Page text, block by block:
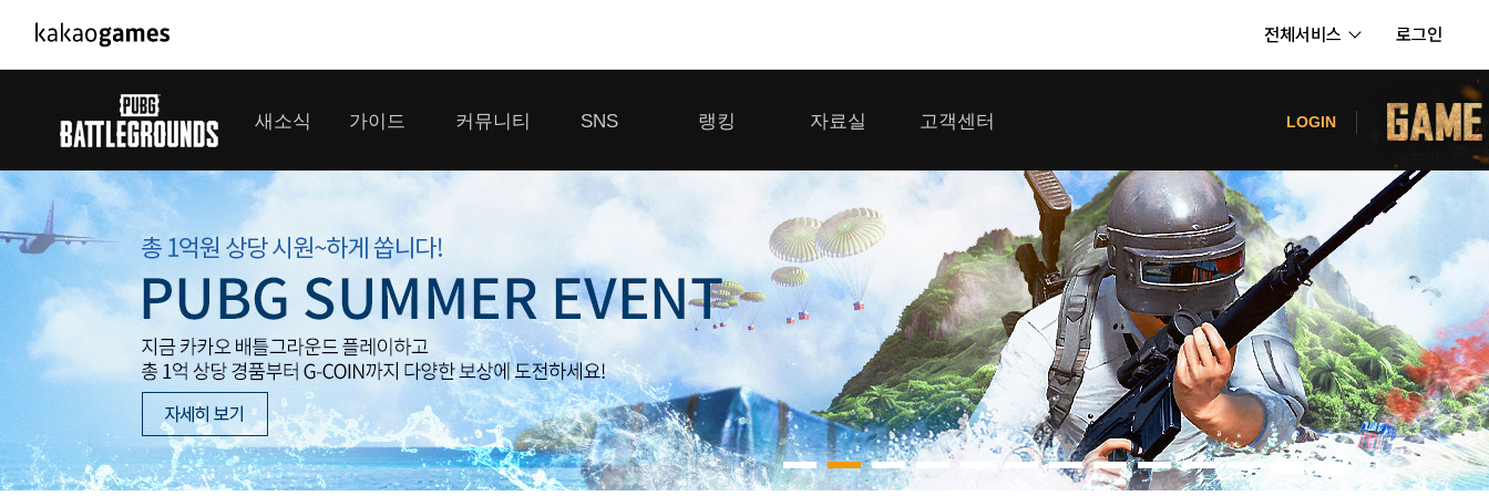
전체서비스 로그인
PC/모바일게임
도깨비의세계
오딘: 발할라 라이징
아키에이지 워
아레스 : 라이즈 오브 가디언즈
배틀그라운드
패스 오브 엑자일
우마무스메 프리티 더비
가디언 테일즈
프린세스 커넥트 Re:Dive
프렌즈팝콘
내정보
보안센터
고객센터
공지사항
카카오게임즈 PC방
게임코인
게임시간선택제
새소식
공지사항
GM소식
이벤트
업데이트
대회소식
가이드
게임 가이드
커뮤니티
미디어 게시판
클랜 라운지
모집 게시판
SNS
톡채널
랭킹
클랜 생존 리더보드
내 전적 히스토리
자료실
다운로드
고객센터
이용제한 이의신청
보안센터
LOGIN